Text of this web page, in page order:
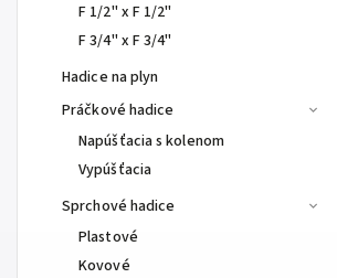
F 1/2" x F 1/2"
F 3/4" x F 3/4"
Hadice na plyn
Práčkové hadice
Napúšťacia s kolenom
Vypúšťacia
Sprchové hadice
Plastové
Kovové